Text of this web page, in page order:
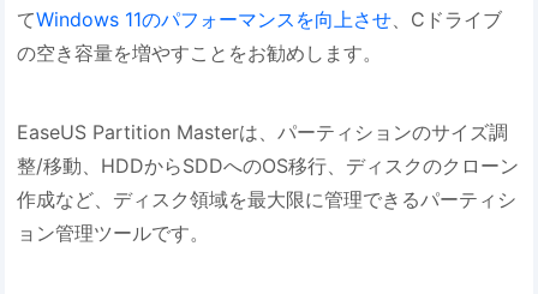
てWindows 11のパフォーマンスを向上させ、Cドライブ
の空き容量を増やすことをお勧めします。
EaseUS Partition Masterは、パーティションのサイズ調
整/移動、HDDからSDDへのOS移行、ディスクのクローン
作成など、ディスク領域を最大限に管理できるパーティシ
ョン管理ツールです。